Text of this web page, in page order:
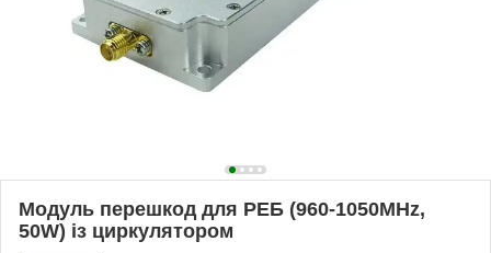
Модуль перешкод для РЕБ (960-1050MHz,
50W) із циркулятором